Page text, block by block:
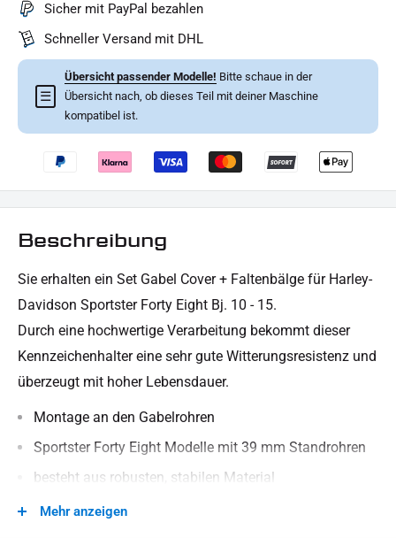
Sicher mit PayPal bezahlen
Schneller Versand mit DHL
☰
Übersicht passender Modelle! Bitte schaue in der
Übersicht nach, ob dieses Teil mit deiner Maschine
kompatibel ist.
Beschreibung
Sie erhalten ein Set Gabel Cover + Faltenbälge für Harley-
Davidson Sportster Forty Eight Bj. 10 - 15.
Durch eine hochwertige Verarbeitung bekommt dieser
Kennzeichenhalter eine sehr gute Witterungsresistenz und
überzeugt mit hoher Lebensdauer.
Montage an den Gabelrohren
Sportster Forty Eight Modelle mit 39 mm Standrohren
besteht aus robusten, stabilen Material
genaue Fertigung der Ober- / Unterseite (kein Spalt)
Mehr anzeigen